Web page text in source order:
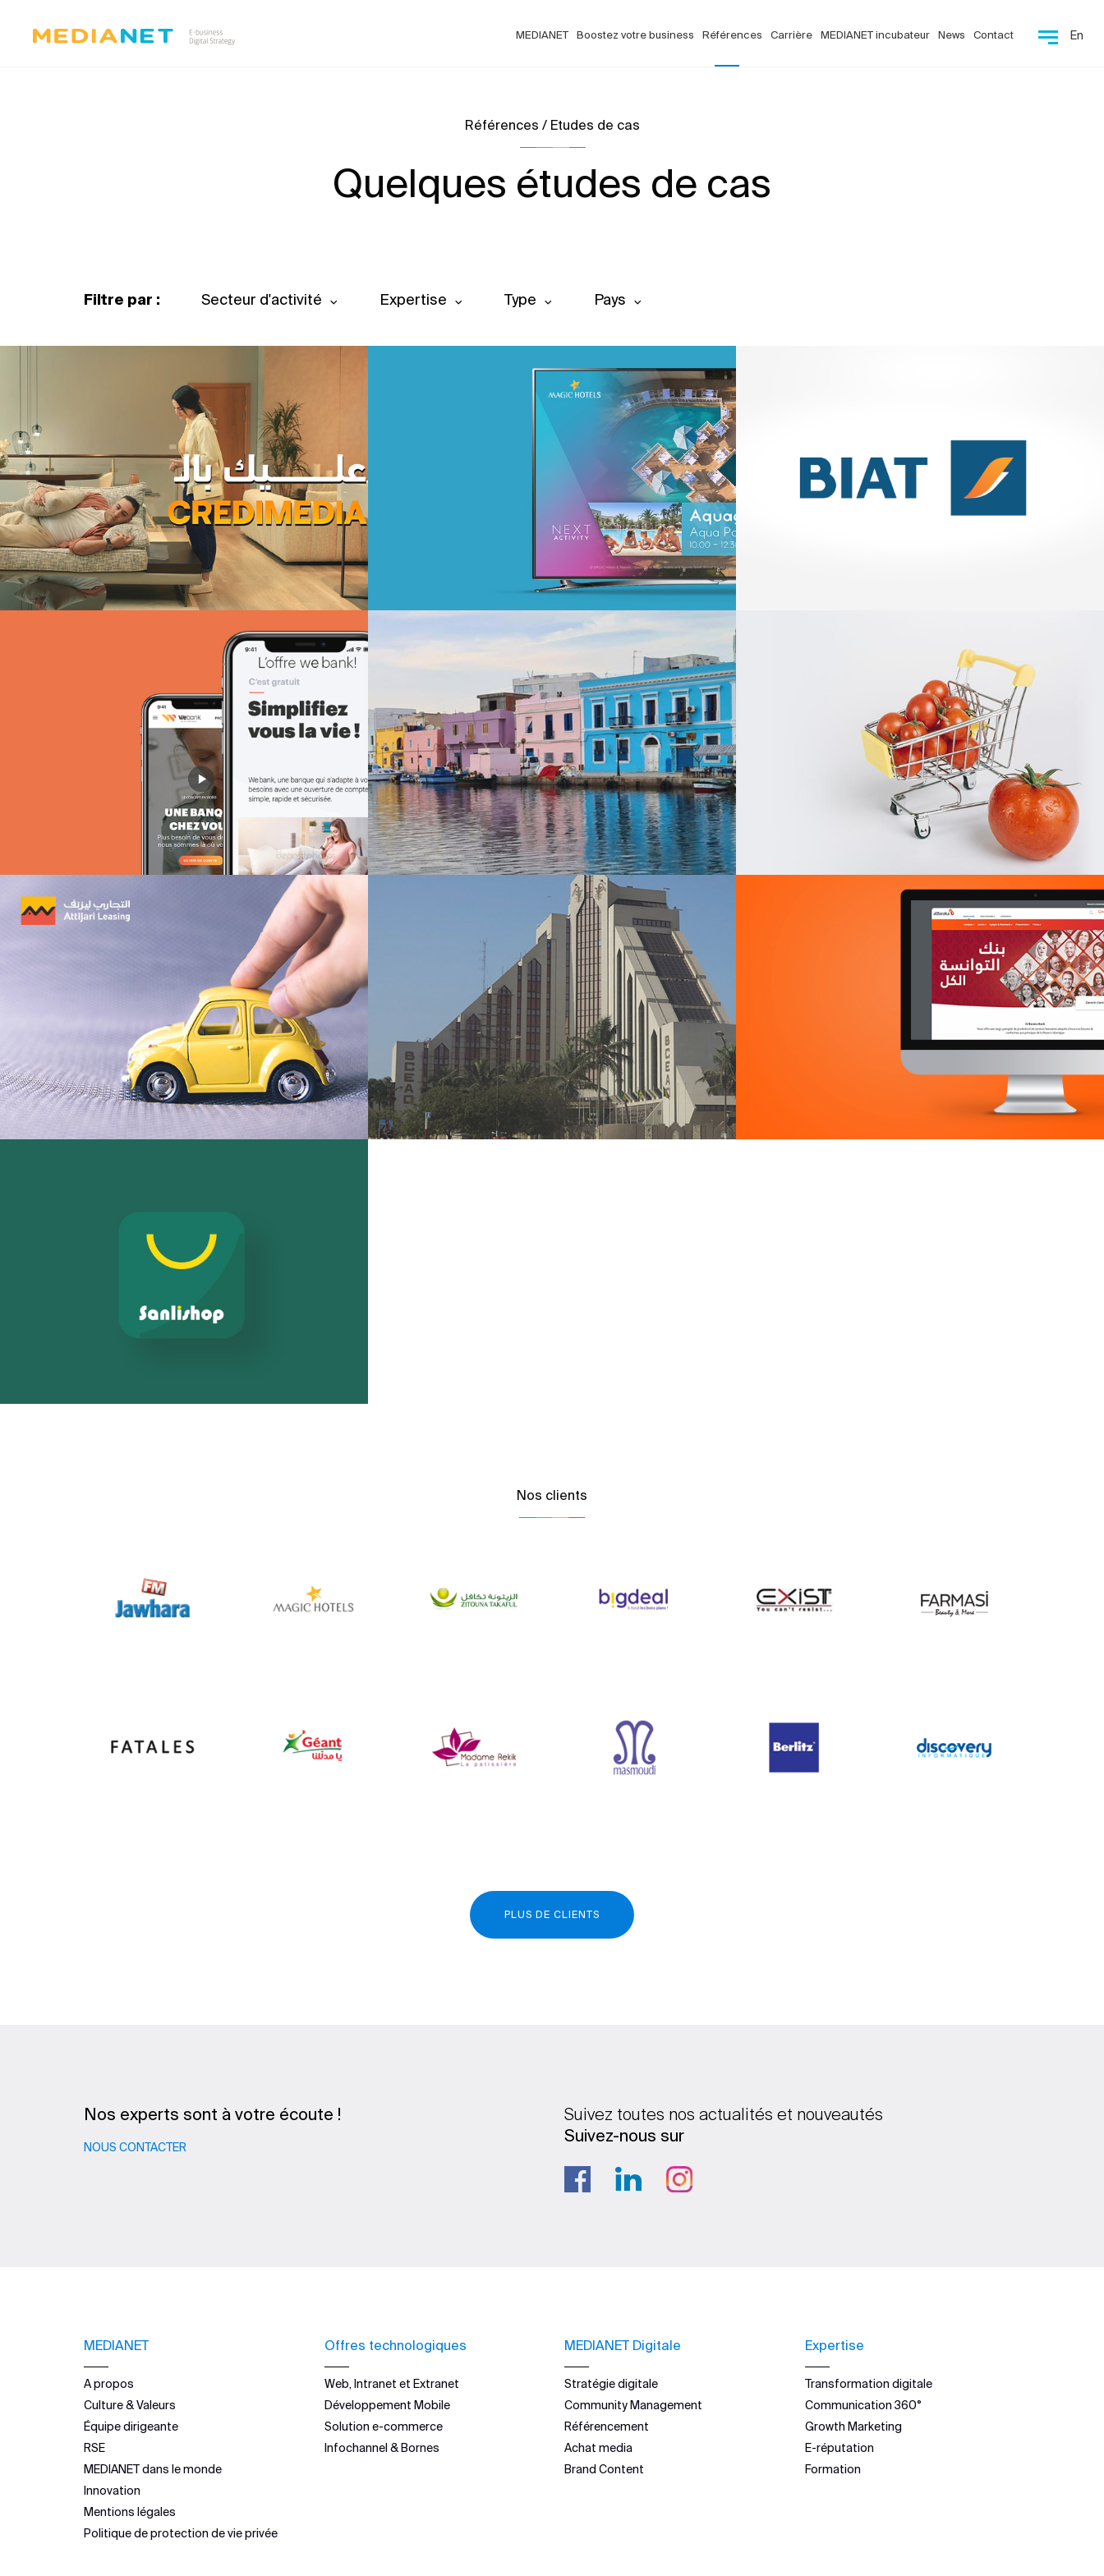
MEDIANET Boostez votre business Références Carrière MEDIANET incubateur News Contact En
Références / Etudes de cas
Quelques études de cas
Filtre par : Secteur d'activité Expertise Type Pays
Tourisme
Growth Marketing
Marketing Digital & Com 360°
Plateformes digitales
Stratégie Social Media
Activation digitale & média
Applications Mobiles
Web, Intranet et Extranet
Achat media
Brand Content
Campagne BIAT TRE Juil. 2022
Marketing Digital & Com 360°
Stratégie Social Media
Activation digitale & média
Plateformes digitales
Référencement
Stratégie Social Media
Solution e-commerce
Brand Content
BCEAO sénégal
Banque et finance
Plateformes digitales
Web, Intranet et Extranet
Nos clients
PLUS DE CLIENTS
Nos experts sont à votre écoute !
NOUS CONTACTER
Suivez toutes nos actualités et nouveautés
Suivez-nous sur
MEDIANET
A propos
Culture & Valeurs
Équipe dirigeante
RSE
MEDIANET dans le monde
Innovation
Mentions légales
Politique de protection de vie privée
Offres technologiques
Web, Intranet et Extranet
Développement Mobile
Solution e-commerce
Infochannel & Bornes
MEDIANET Digitale
Stratégie digitale
Community Management
Référencement
Achat media
Brand Content
Expertise
Transformation digitale
Communication 360°
Growth Marketing
E-réputation
Formation